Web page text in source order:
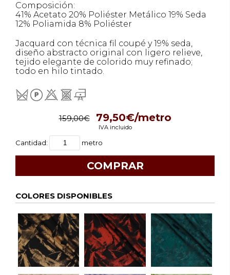
Composición:
41% Acetato 20% Poliéster Metálico 19% Seda
12% Poliamida 8% Poliéster
Jacquard con técnica fil coupé y 19% seda,
diseño abstracto original con ligero relieve,
tejido elegante de colorido muy refinado;
todo en hilo tintado.
159,00€79,50€/metro
IVA incluido
Cantidad: metro
COLORES DISPONIBLES